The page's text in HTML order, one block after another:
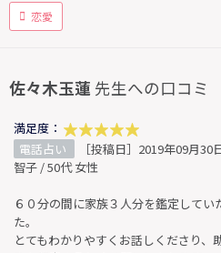
恋愛
佐々木玉蓮 先生への口コミ
満足度：
電話占い
［投稿日］2019年09月30
智子 / 50代 女性
６０分の間に家族３人分を鑑定して
た。
とてもわかりやすくお話しくださり、